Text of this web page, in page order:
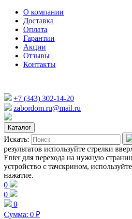
О компании
Доставка
Оплата
Гарантии
Акции
Отзывы
Контакты
+7 (343) 302-14-20
zabordom.ru@mail.ru
Каталог
Искать:
результатов используйте стрелки
Enter для перехода на нужную
устройство с тачскрином,
нажатие.
0
0
0
Сумма: 0 ₽